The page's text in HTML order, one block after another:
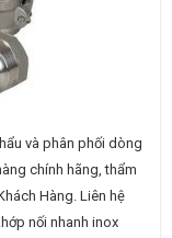
và phân phối dòng
chính hãng, thẩm
Hàng. Liên hệ
nối nhanh inox